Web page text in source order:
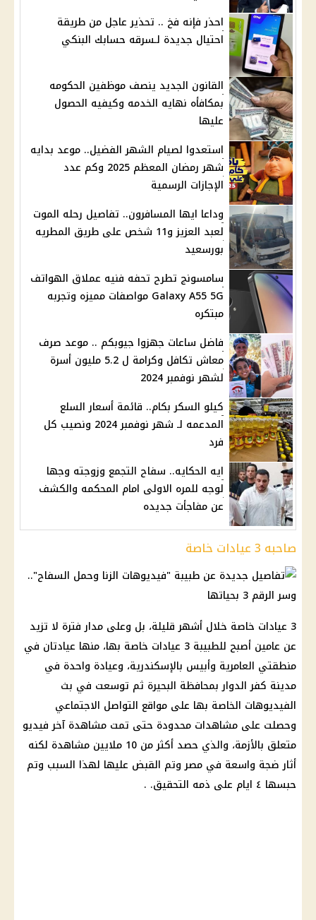
احذر فإنه فخ .. تحذير عاجل من طريقة
احتيال جديدة لـسرقه حسابك البنكي
القانون الجديد ينصف موظفين الحكومه
بمكافأه نهايه الخدمه وكيفيه الحصول
عليها
استعدوا لصيام الشهر الفضيل.. موعد بدايه
شهر رمضان المعظم 2025 وكم عدد
الإجازات الرسمية
وداعا ايها المسافرون.. تفاصيل رحله الموت
لعبد العزيز و11 شخص على طريق المطريه
بورسعيد
سامسونج تطرح تحفه فنيه عملاق الهواتف
Galaxy A55 5G مواصفات مميزه وتجربه
مبتكره
فاضل ساعات جهزوا جيوبكم .. موعد صرف
معاش تكافل وكرامة ل 5.2 مليون أسرة
لشهر نوفمبر 2024
كيلو السكر بكام.. قائمة أسعار السلع
المدعمه لـ شهر نوفمبر 2024 ونصيب كل
فرد
ايه الحكايه.. سفاح التجمع وزوجته وجها
لوجه للمره الاولى امام المحكمه والكشف
عن مفاجأت جديده
صاحبه 3 عيادات خاصة
3 عيادات خاصة خلال أشهر قليلة، بل وعلى مدار فترة لا تزيد
عن عامين أصبح للطبيبة 3 عيادات خاصة بها، منها عيادتان في
منطقتي العامرية وأبيس بالإسكندرية، وعيادة واحدة في
مدينة كفر الدوار بمحافظة البحيرة ثم توسعت في بث
الفيديوهات الخاصة بها على مواقع التواصل الاجتماعي
وحصلت على مشاهدات محدودة حتى تمت مشاهدة آخر فيديو
متعلق بالأزمة، والذي حصد أكثر من 10 ملايين مشاهدة لكنه
أثار ضجة واسعة في مصر وتم القبض عليها لهذا السبب وتم
حبسها ٤ ايام على ذمه التحقيق. .